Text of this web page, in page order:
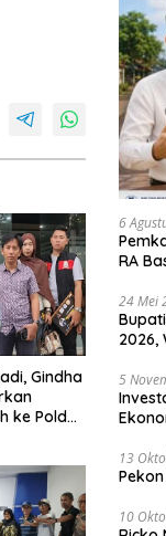
Gindha
ke Polda
6
RA
24 Mei
2026,
5
13
10